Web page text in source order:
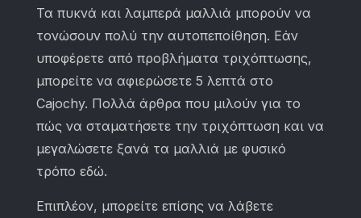
Τα πυκνά και λαμπερά μαλλιά μπορούν να
τονώσουν πολύ την αυτοπεποίθηση. Εάν
υποφέρετε από προβλήματα τριχόπτωσης,
μπορείτε να αφιερώσετε 5 λεπτά στο
Cajochy. Πολλά άρθρα που μιλούν για το
πώς να σταματήσετε την τριχόπτωση και να
μεγαλώσετε ξανά τα μαλλιά με φυσικό
τρόπο εδώ.
Επιπλέον, μπορείτε επίσης να λάβετε